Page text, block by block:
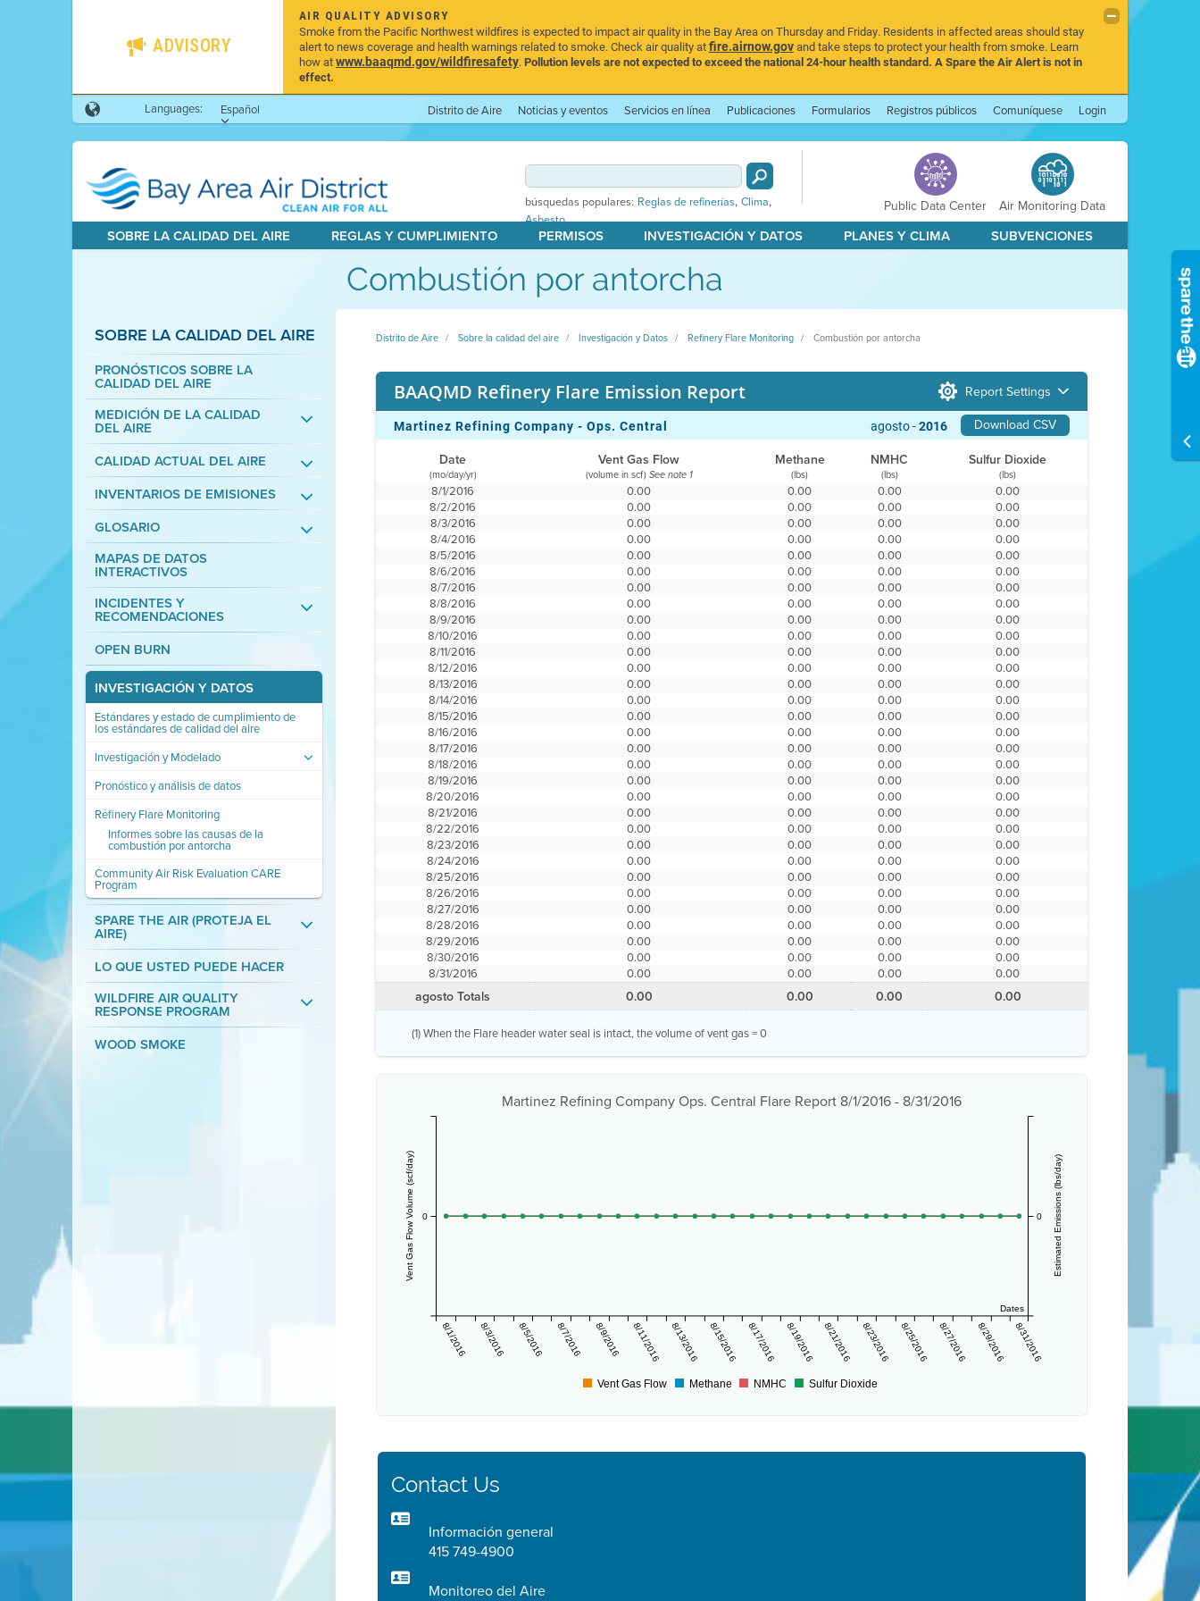
ADVISORY
AIR QUALITY ADVISORY
Smoke from the Pacific Northwest wildfires is expected to impact air quality in the Bay Area on Thursday and Friday. Residents in affected areas should stay
alert to news coverage and health warnings related to smoke. Check air quality atfire.airnow.govand take steps to protect your health from smoke. Learn
how atwww.baaqmd.gov/wildfiresafety.Pollution levels are not expected to exceed the national 24-hour health standard. A Spare the Air Alert is not in
effect.
Languages: Español Distrito de Aire Noticias y eventos Servicios en línea Publicaciones Formularios Registros públicos Comuníquese Login
búsquedas populares: Reglas de refinerías, Clima,
Asbesto
Public Data Center Air Monitoring Data
SOBRE LA CALIDAD DEL AIRE REGLAS Y CUMPLIMIENTO PERMISOS INVESTIGACIÓN Y DATOS PLANES Y CLIMA SUBVENCIONES
Combustión por antorcha
SOBRE LA CALIDAD DEL AIRE
PRONÓSTICOS SOBRE LA
CALIDAD DEL AIRE
MEDICIÓN DE LA CALIDAD
DEL AIRE
CALIDAD ACTUAL DEL AIRE
INVENTARIOS DE EMISIONES
GLOSARIO
MAPAS DE DATOS
INTERACTIVOS
INCIDENTES Y
RECOMENDACIONES
OPEN BURN
INVESTIGACIÓN Y DATOS
Estándares y estado de cumplimiento de
los estándares de calidad del aire
Investigación y Modelado
Pronóstico y análisis de datos
Refinery Flare Monitoring
Informes sobre las causas de la
combustión por antorcha
Community Air Risk Evaluation CARE
Program
SPARE THE AIR (PROTEJA EL
AIRE)
LO QUE USTED PUEDE HACER
WILDFIRE AIR QUALITY
RESPONSE PROGRAM
WOOD SMOKE
Distrito de Aire Sobre la calidad del aire Investigación y Datos Refinery Flare Monitoring Combustión por antorcha
BAAQMD Refinery Flare Emission Report Report Settings
Martinez Refining Company - Ops. Central Download CSV
agosto -2016
Date Vent Gas Flow Methane NMHC Sulfur Dioxide
(mo/day/yr) (volume in scf) See note 1 (lbs) (lbs) (lbs)
8/1/2016 0.00 0.00 0.00
0.00
8/2/2016
0.00 0.00 0.00
0.00
8/3/2016
0.00 0.00 0.00
0.00
8/4/2016
0.00 0.00 0.00
0.00
8/5/2016
0.00 0.00 0.00
0.00
8/6/2016
0.00 0.00 0.00
0.00
8/7/2016
0.00 0.00 0.00
0.00
8/8/2016
0.00 0.00 0.00
0.00
8/9/2016
0.00 0.00 0.00
0.00
8/10/2016
0.00 0.00 0.00
0.00
8/11/2016
0.00 0.00 0.00
0.00
8/12/2016
0.00 0.00 0.00
0.00
8/13/2016
0.00 0.00 0.00
0.00
8/14/2016
0.00 0.00 0.00
0.00
8/15/2016
0.00 0.00 0.00
0.00
8/16/2016
0.00 0.00 0.00
0.00
8/17/2016
0.00 0.00 0.00
0.00
8/18/2016
0.00 0.00 0.00
0.00
8/19/2016
0.00 0.00 0.00
0.00
8/20/2016
0.00 0.00 0.00
0.00
8/21/2016
0.00 0.00 0.00
0.00
8/22/2016
0.00 0.00 0.00
0.00
8/23/2016
0.00 0.00 0.00
0.00
8/24/2016
0.00 0.00 0.00
0.00
8/25/2016
0.00 0.00 0.00
0.00
8/26/2016
0.00 0.00 0.00
0.00
8/27/2016
0.00 0.00 0.00
0.00
8/28/2016
0.00 0.00 0.00
0.00
8/29/2016
0.00 0.00 0.00
0.00
8/30/2016
0.00 0.00 0.00
0.00
8/31/2016
0.00 0.00 0.00 0.00
agosto Totals 0.00 0.00 0.00 0.00
(1) When the Flare header water seal is intact, the volume of vent gas = 0
Martinez Refining Company Ops. Central Flare Report 8/1/2016 - 8/31/2016
Dates
8/1/2016 8/3/2016 8/5/2016 8/7/2016 8/9/2016 8/11/2016 8/13/2016 8/15/2016 8/17/2016 8/19/2016 8/21/2016 8/23/2016 8/25/2016 8/27/2016 8/29/2016 8/31/2016
Vent Gas Flow Volume (scf/day) 0 Estimated Emissions (lbs/day)
0
Vent Gas Flow Methane NMHC Sulfur Dioxide
Contact Us
Información general
415 749-4900
Monitoreo del Aire